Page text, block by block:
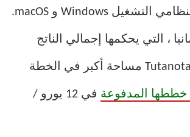
عملاء أصليون لنظامي التشغيل Windows و macOS.
، التي يحكمها إجمالي الناتج
المحلي ، توفر Tutanota مساحة أكبر في الخطة
خططها المدفوعة في 12 يورو /